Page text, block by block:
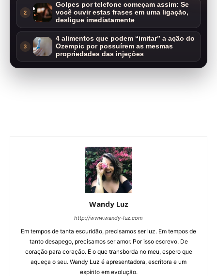
2
Golpes por telefone começam assim: Se
você ouvir estas frases em uma ligação,
desligue imediatamente
3
4 alimentos que podem “imitar” a ação do
Ozempic por possuírem as mesmas
propriedades das injeções
Wandy Luz
http://www.wandy-luz.com
Em tempos de tanta escuridão, precisamos ser luz. Em tempos de
tanto desapego, precisamos ser amor. Por isso escrevo. De
coração para coração. E o que transborda no meu, espero que
aqueça o seu. Wandy Luz é apresentadora, escritora e um
espírito em evolução.